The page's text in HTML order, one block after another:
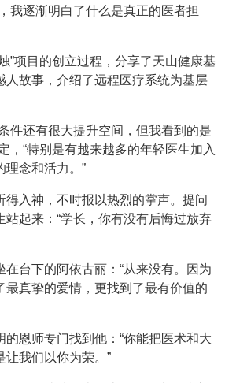
我逐渐明白了什么是真正的医者担
”项目的创立过程，分享了天山健康基
人故事，介绍了远程医疗系统为基层
件还有很大提升空间，但我看到的是
，“特别是有越来越多的年轻医生加入
理念和活力。”
得入神，不时报以热烈的掌声。提问
站起来：“学长，你有没有后悔过放弃
在台下的阿依古丽：“从来没有。因为
最真挚的爱情，更找到了最有价值的
的恩师专门找到他：“你能把医术和大
让我们以你为荣。”